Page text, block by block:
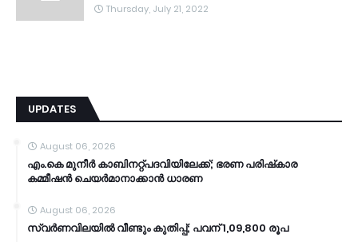
Thursday, July 21, 2022
UPDATES
August 06, 2026
എം.കെ മുനീര്‍ കാബിനറ്റ്പദവിയിലേക്ക്; ഭരണ പരിഷ്‌കാര
കമ്മീഷന്‍ ചെയര്‍മാനാക്കാന്‍ ധാരണ
August 06, 2026
സ്വർണവിലയിൽ വീണ്ടും കുതിപ്പ്; പവന് 1,09,800 രൂപ